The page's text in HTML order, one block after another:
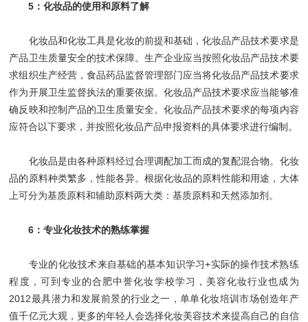
5：化妆品的使用和原料了解
化妆品和化妆工具是化妆的前提和基础，化妆品产品技术要求是
产品卫生质量安全的技术保障。生产企业应当按照化妆品产品技术要
求组织生产经营，食品药品监督管理部门应当将化妆品产品技术要求
作为开展卫生监督执法的重要依据。化妆品产品技术要求应当能够准
确反映和控制产品的卫生质量安全。化妆品产品技术要求的每项内容
应符合以下要求，并按照化妆品产品申报资料的具体要求进行编制。
化妆品是由各种原料经过合理调配加工而成的复配混合物。化妆
品的原料种类繁多，性能各异。根据化妆品的原料性能和用途，大体
上可分为基质原料和辅助原料两大类：基质原料和天然添加剂。
6：专业化妆技术的熟练掌握
专业的化妆技术来自基础的基本知识学习+实际的操作技术熟练
程度，可到专业的合肥中誉化妆学校学习，美容化妆行业也成为
2012最具潜力和发展前景的行业之一，单单化妆培训市场创造年产
值千亿元大观，更多的年轻人会选择化妆美容技术来提高自己的自信